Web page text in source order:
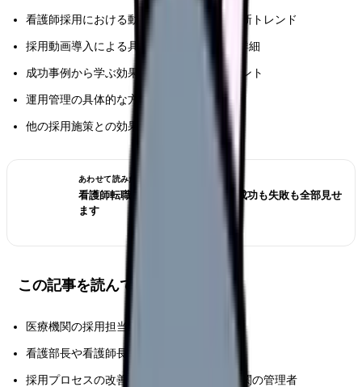
看護師採用における動画活用の重要性と最新トレンド
採用動画導入による具体的な効果とROIの詳細
成功事例から学ぶ効果的な動画制作のポイント
運用管理の具体的な方法と評価指標
他の採用施策との効果的な連携方法
あわせて読みたい
看護師転職のリアル体験談12選｜成功も失敗も全部見せ
ます
この記事を読んでほしい人
医療機関の採用担当者および人事責任者
看護部長や看護師長として採用に関わる方
採用プロセスの改善を検討している医療機関の管理者